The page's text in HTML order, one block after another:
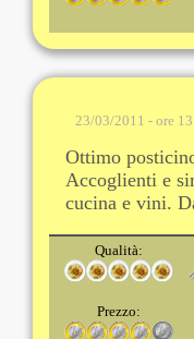
23/03/2011 - ore
Ottimo
Accoglienti e
cucina e vini.
Qualità:
Prezzo: